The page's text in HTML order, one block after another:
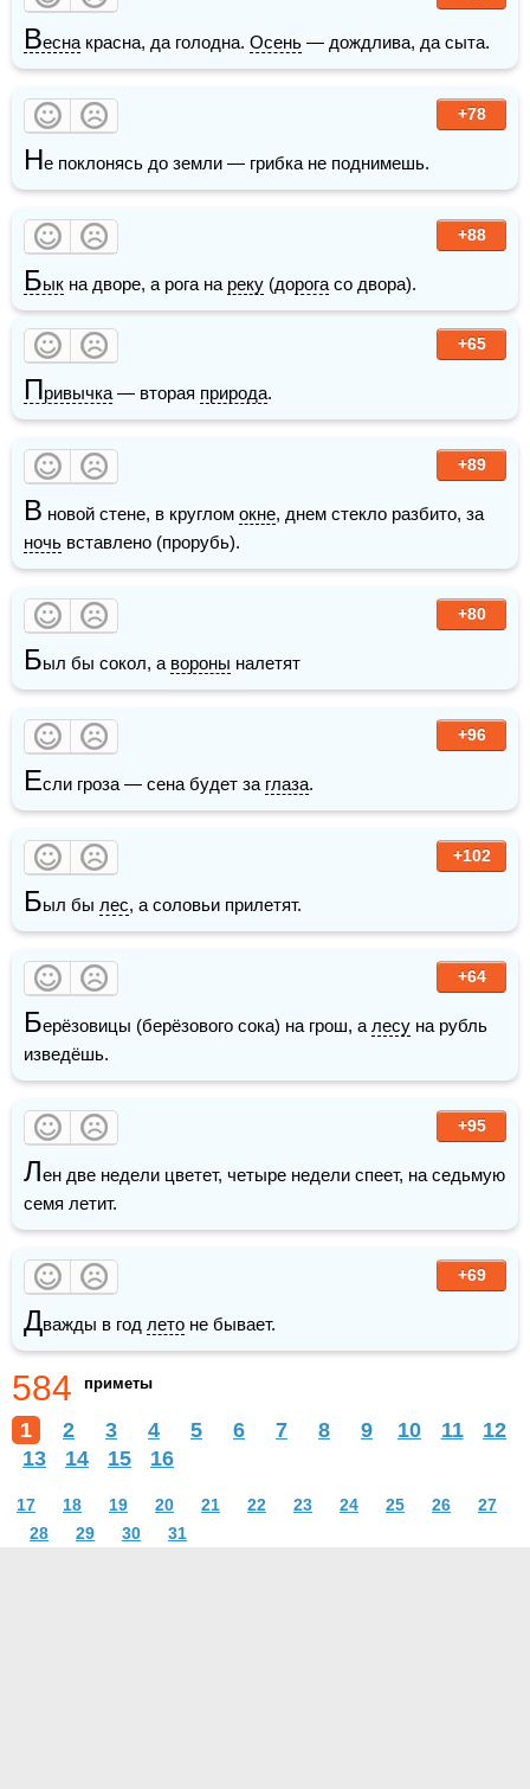
Весна красна, да голодна. Осень — дождлива, да сыта.
+78
Не поклонясь до земли — грибка не поднимешь.
+88
Бык на дворе, а рога на реку (дорога со двора).
+65
Привычка — вторая природа.
+89
В новой стене, в круглом окне
ночь вставлено (прорубь).
+80
Был бы сокол, а вороны налетят
+96
Если гроза — сена будет за глаза.
+102
Был бы лес, а соловьи прилетят.
+64
Берёзовицы (берёзового сока) на грош, а лесу на рубль
изведёшь.
+95
Лен две недели цветет, четыре недели спеет, на седьмую
семя летит.
+69
Дважды в год лето не бывает.
584 приметы
1 2 3 4 5 6 7 8 9 10 11
12
13
14 15 16
17 18 19 20 21 22 23 24 25 26
27
28
29 30 31